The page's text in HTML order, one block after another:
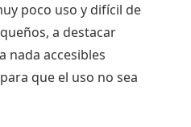
poco uso y difícil de
a destacar
nada accesibles
que el uso no sea